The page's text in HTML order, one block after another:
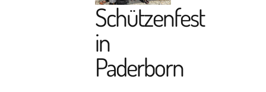
Schützenfest
in
Paderborn